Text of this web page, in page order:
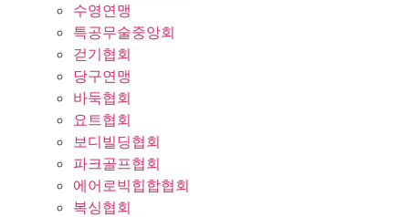
수영연맹
특공무술중앙회
걷기협회
당구연맹
바둑협회
요트협회
보디빌딩협회
파크골프협회
에어로빅힙합협회
복싱협회